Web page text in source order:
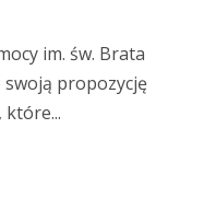
im. św. Brata
swoją propozycję